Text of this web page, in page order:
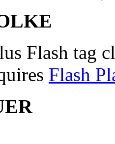
Flash tag
Flash